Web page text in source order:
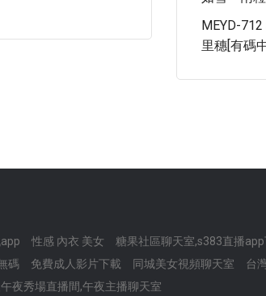
MEYD-
里穗[有碼
性感 內衣 美女 糖果社區聊天室,s383直播
碼 免費成人影片下載 同城美女視頻聊天室 台
夜秀場直播間,午夜主播聊天室